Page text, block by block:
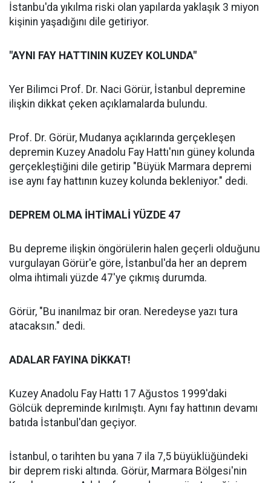
İstanbu'da yıkılma riski olan yapılarda yaklaşık 3 miyon
kişinin yaşadığını dile getiriyor.
"AYNI FAY HATTININ KUZEY KOLUNDA"
Yer Bilimci Prof. Dr. Naci Görür, İstanbul depremine
ilişkin dikkat çeken açıklamalarda bulundu.
Prof. Dr. Görür, Mudanya açıklarında gerçekleşen
depremin Kuzey Anadolu Fay Hattı'nın güney kolunda
gerçekleştiğini dile getirip "Büyük Marmara depremi
ise aynı fay hattının kuzey kolunda bekleniyor." dedi.
DEPREM OLMA İHTİMALİ YÜZDE 47
Bu depreme ilişkin öngörülerin halen geçerli olduğunu
vurgulayan Görür'e göre, İstanbul'da her an deprem
olma ihtimali yüzde 47'ye çıkmış durumda.
Görür, "Bu inanılmaz bir oran. Neredeyse yazı tura
atacaksın." dedi.
ADALAR FAYINA DİKKAT!
Kuzey Anadolu Fay Hattı 17 Ağustos 1999'daki
Gölcük depreminde kırılmıştı. Aynı fay hattının devamı
batıda İstanbul'dan geçiyor.
İstanbul, o tarihten bu yana 7 ila 7,5 büyüklüğündeki
bir deprem riski altında. Görür, Marmara Bölgesi'nin